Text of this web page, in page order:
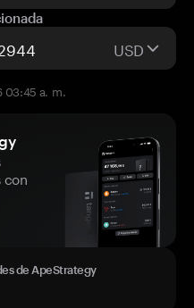
USD
03:45 a. m.
de ApeStrategy